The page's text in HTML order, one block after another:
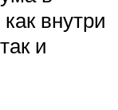
внутри
и